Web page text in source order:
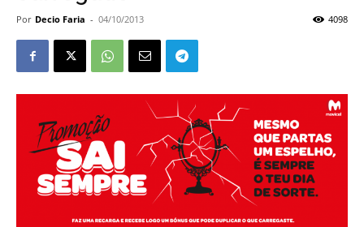
Por Decio Faria - 04/10/2013 4098